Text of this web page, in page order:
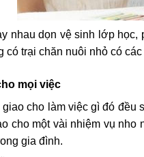
nhau dọn vệ sinh lớp học,
trại chăn nuôi nhỏ có
mọi việc
cho làm việc gì đó đều
cho một vài nhiệm vụ
gia đình.